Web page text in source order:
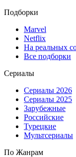
Подборки
Marvel
Netflix
На реальных
Все подборки
Сериалы
Сериалы 2026
Сериалы 2025
Зарубежные
Российские
Турецкие
Мультсериалы
По Жанрам